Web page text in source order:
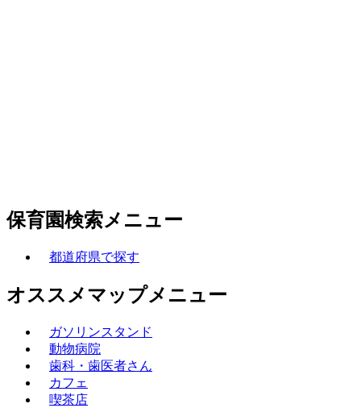
保育園検索メニュー
都道府県で探す
オススメマップメニュー
ガソリンスタンド
動物病院
歯科・歯医者さん
カフェ
喫茶店